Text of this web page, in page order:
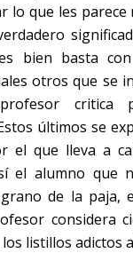
lo que les parece
bien basta
otros que se
critica
últimos se
el que lleva a
el alumno que
de la paja,
considera
listillos adictos